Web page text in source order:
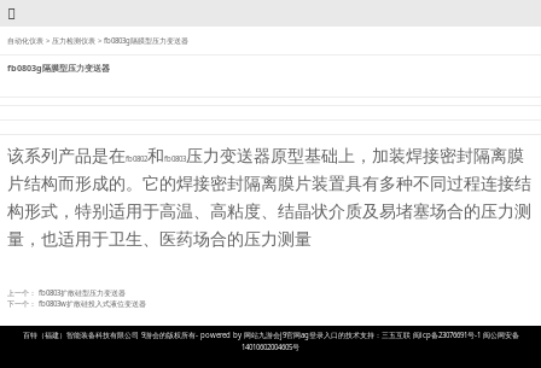
自动化仪表> 压力检测仪表> fb0803g隔膜型压力变送器
fb0803g隔膜型压力变送器
该系列产品是在fb0802和fb0803压力变送器原型基础上，加装焊接密封隔离膜
片结构而形成的。它的焊接密封隔离膜片装置具有多种不同过程连接结
构形式，特别适用于高温、高粘度、结晶状介质及易堵塞场合的压力测
量，也适用于卫生、医药场合的压力测量
上一个： fb0803扩散硅型压力变送器
下一个： fb0803w扩散硅投入式液位变送器
百特（福建）智能装备科技有限公司 9游会的版权所有- powered by 网站九游会j9官网ag登录入口的技术支持：三五互联 闽icp备23076691号-1 闽公网安备
14010602004605号